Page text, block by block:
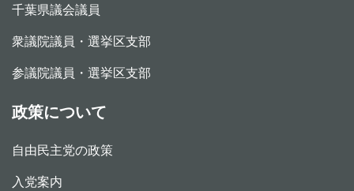
千葉県議会議員
衆議院議員・選挙区支部
参議院議員・選挙区支部
政策について
自由民主党の政策
入党案内